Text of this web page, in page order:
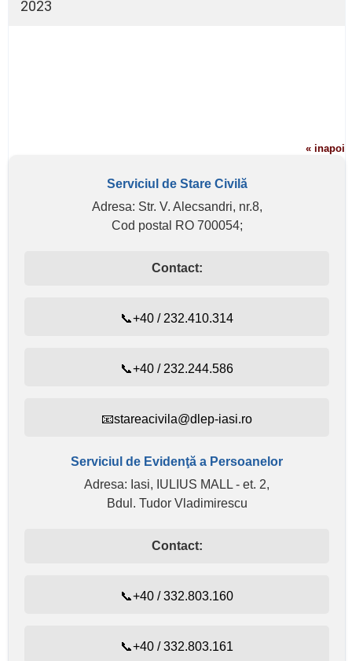
2023
« inapoi
Serviciul de Stare Civilă
Adresa: Str. V. Alecsandri, nr.8,
Cod postal RO 700054;
Contact:
📞+40 / 232.410.314
📞+40 / 232.244.586
📧stareacivila@dlep-iasi.ro
Serviciul de Evidenţă a Persoanelor
Adresa: Iasi, IULIUS MALL - et. 2,
Bdul. Tudor Vladimirescu
Contact:
📞+40 / 332.803.160
📞+40 / 332.803.161